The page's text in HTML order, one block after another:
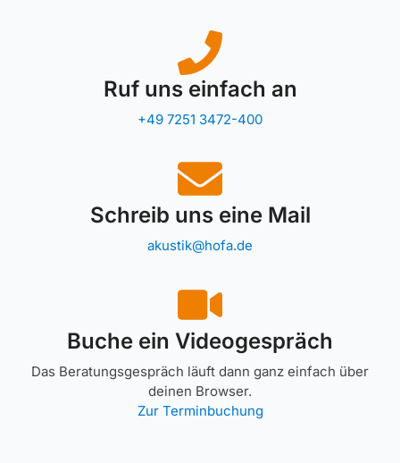
Ruf uns einfach an
+49 7251 3472-400
Schreib uns eine Mail
akustik@hofa.de
Buche ein Videogespräch
Das Beratungsgespräch läuft dann ganz einfach über
deinen Browser.
Zur Terminbuchung